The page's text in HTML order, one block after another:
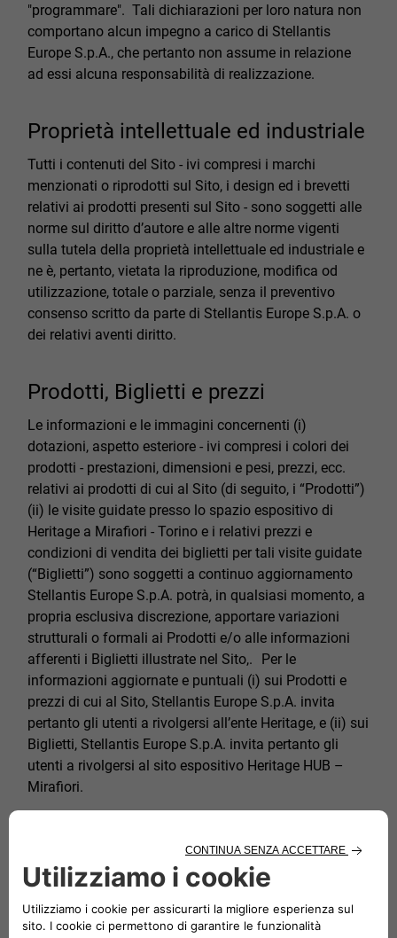
"programmare". Tali dichiarazioni per loro natura non
comportano alcun impegno a carico di Stellantis
Europe S.p.A., che pertanto non assume in relazione
ad essi alcuna responsabilità di realizzazione.
Proprietà intellettuale ed industriale
Tutti i contenuti del Sito - ivi compresi i marchi
menzionati o riprodotti sul Sito, i design ed i brevetti
relativi ai prodotti presenti sul Sito - sono soggetti alle
norme sul diritto d’autore e alle altre norme vigenti
sulla tutela della proprietà intellettuale ed industriale e
ne è, pertanto, vietata la riproduzione, modifica od
utilizzazione, totale o parziale, senza il preventivo
consenso scritto da parte di Stellantis Europe S.p.A. o
dei relativi aventi diritto.
Prodotti, Biglietti e prezzi
Le informazioni e le immagini concernenti (i)
dotazioni, aspetto esteriore - ivi compresi i colori dei
prodotti - prestazioni, dimensioni e pesi, prezzi, ecc.
relativi ai prodotti di cui al Sito (di seguito, i “Prodotti”)
(ii) le visite guidate presso lo spazio espositivo di
Heritage a Mirafiori - Torino e i relativi prezzi e
condizioni di vendita dei biglietti per tali visite guidate
(“Biglietti”) sono soggetti a continuo aggiornamento
Stellantis Europe S.p.A. potrà, in qualsiasi momento, a
propria esclusiva discrezione, apportare variazioni
strutturali o formali ai Prodotti e/o alle informazioni
afferenti i Biglietti illustrate nel Sito,. Per le
informazioni aggiornate e puntuali (i) sui Prodotti e
prezzi di cui al Sito, Stellantis Europe S.p.A. invita
pertanto gli utenti a rivolgersi all’ente Heritage, e (ii) sui
Biglietti, Stellantis Europe S.p.A. invita pertanto gli
utenti a rivolgersi al sito espositivo Heritage HUB –
Mirafiori.
Stellantis Europe S.p.A. non assume nessuna
contenute nelle pagine del Sito e in tutti gli altri siti